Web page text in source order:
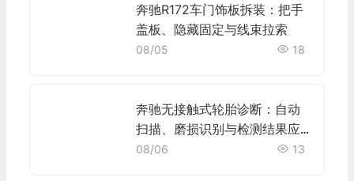
奔驰R172车门饰板拆装：把手
盖板、隐藏固定与线束拉索
08/05 18
奔驰无接触式轮胎诊断：自动
扫描、磨损识别与检测结果应
用
08/06 13